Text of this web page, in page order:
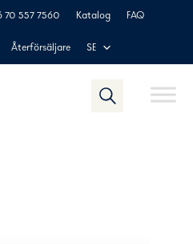
70 557 7560 Katalog FAQ
Återförsäljare SE